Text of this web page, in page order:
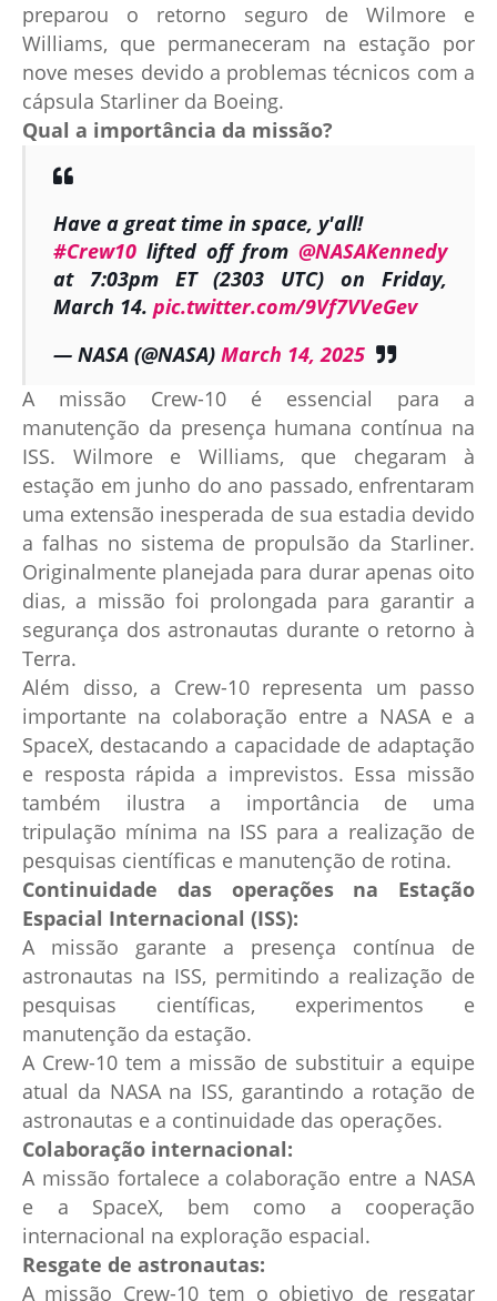
preparou o retorno seguro de Wilmore e
Williams, que permaneceram na estação por
nove meses devido a problemas técnicos com a
cápsula Starliner da Boeing.
Qual a importância da missão?
Have a great time in space, y'all!
#Crew10 lifted off from @NASAKennedy
at 7:03pm ET (2303 UTC) on Friday,
March 14. pic.twitter.com/9Vf7VVeGev
— NASA (@NASA) March 14, 2025
A missão Crew-10 é essencial para a
manutenção da presença humana contínua na
ISS. Wilmore e Williams, que chegaram à
estação em junho do ano passado, enfrentaram
uma extensão inesperada de sua estadia devido
a falhas no sistema de propulsão da Starliner.
Originalmente planejada para durar apenas oito
dias, a missão foi prolongada para garantir a
segurança dos astronautas durante o retorno à
Terra.
Além disso, a Crew-10 representa um passo
importante na colaboração entre a NASA e a
SpaceX, destacando a capacidade de adaptação
e resposta rápida a imprevistos. Essa missão
também ilustra a importância de uma
tripulação mínima na ISS para a realização de
pesquisas científicas e manutenção de rotina.
Continuidade das operações na Estação
Espacial Internacional (ISS):
A missão garante a presença contínua de
astronautas na ISS, permitindo a realização de
pesquisas científicas, experimentos e
manutenção da estação.
A Crew-10 tem a missão de substituir a equipe
atual da NASA na ISS, garantindo a rotação de
astronautas e a continuidade das operações.
Colaboração internacional:
A missão fortalece a colaboração entre a NASA
e a SpaceX, bem como a cooperação
internacional na exploração espacial.
Resgate de astronautas:
A missão Crew-10 tem o objetivo de resgatar